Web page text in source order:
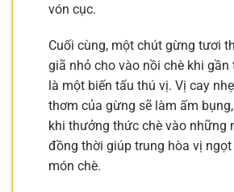
vón cục.
Cuối cùng, một chút gừng tươi
giã nhỏ cho vào nồi chè khi gần
là một biến tấu thú vị. Vị cay
thơm của gừng sẽ làm ấm
khi thưởng thức chè vào những
đồng thời giúp trung hòa vị ngọt
món chè.